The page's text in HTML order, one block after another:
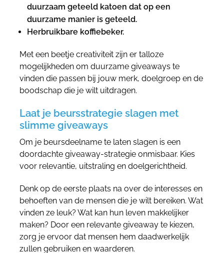
duurzaam geteeld katoen dat op een
duurzame manier is geteeld.
Herbruikbare koffiebeker.
Met een beetje creativiteit zijn er talloze
mogelijkheden om duurzame giveaways te
vinden die passen bij jouw merk, doelgroep en de
boodschap die je wilt uitdragen.
Laat je beursstrategie slagen met
slimme giveaways
Om je beursdeelname te laten slagen is een
doordachte giveaway-strategie onmisbaar. Kies
voor relevantie, uitstraling en doelgerichtheid.
Denk op de eerste plaats na over de interesses en
behoeften van de mensen die je wilt bereiken. Wat
vinden ze leuk? Wat kan hun leven makkelijker
maken? Door een relevante giveaway te kiezen,
zorg je ervoor dat mensen hem daadwerkelijk
zullen gebruiken en waarderen.